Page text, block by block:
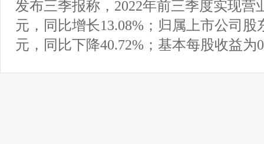
发布三季报称，2022年前三季度实现营
元，同比增长13.08%；归属上市公司股
元，同比下降40.72%；基本每股收益为